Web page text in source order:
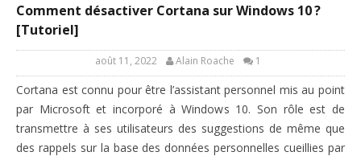
Comment désactiver Cortana sur Windows 10 ?
[Tutoriel]
août 11, 2022 Alain Roache 1
Cortana est connu pour être l’assistant personnel mis au point
par Microsoft et incorporé à Windows 10. Son rôle est de
transmettre à ses utilisateurs des suggestions de même que
des rappels sur la base des données personnelles cueillies par